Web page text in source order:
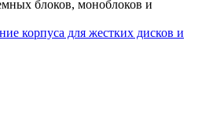
блоков, моноблоков и
корпуса для жестких дисков и